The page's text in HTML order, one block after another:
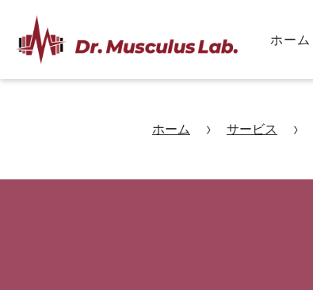
ホーム
ホーム サービス